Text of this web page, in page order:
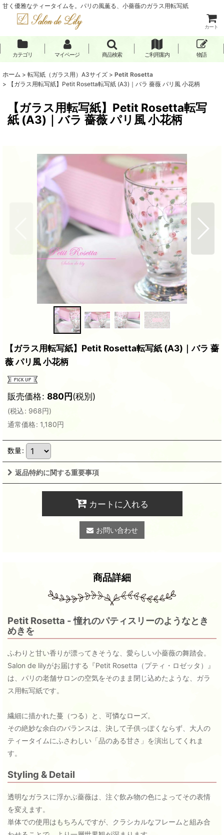
甘く優雅なティータイムを。パリの風薫る、小薔薇のガラス用転写紙
カート
カテゴリ マイページ 商品検索 ご利用案内 物語
ホーム > 転写紙（ガラス用）A3サイズ > Petit Rosetta
>
【ガラス用転写紙】Petit Rosetta転写紙 (A3)｜バラ 薔薇 パリ風 小花柄
【ガラス用転写紙】Petit Rosetta転写
紙 (A3)｜バラ 薔薇 パリ風 小花柄
【ガラス用転写紙】Petit Rosetta転写紙 (A3)｜バラ 薔
薇 パリ風 小花柄
販売価格: 880円(税別)
(税込: 968円)
通常価格: 1,180円
数量:
返品特約に関する重要事項
カートに入れる
お問い合わせ
商品詳細
Petit Rosetta - 憧れのパティスリーのようなとき
めきを
ふわりと甘い香りが漂ってきそうな、愛らしい小薔薇の舞踏会。
Salon de lilyがお届けする『Petit Rosetta（プティ・ロゼッタ）』
は、パリの老舗サロンの空気をそのまま閉じ込めたような、ガラ
ス用転写紙です。
繊細に描かれた蔓（つる）と、可憐なローズ。
その絶妙な余白のバランスは、決して子供っぽくならず、大人の
ティータイムにふさわしい「品のある甘さ」を演出してくれま
す。
Styling & Detail
透明なガラスに浮かぶ薔薇は、注ぐ飲み物の色によってその表情
を変えます。
単体での使用はもちろんですが、クラシカルなフレームと組み合